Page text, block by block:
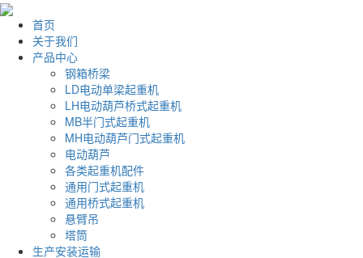
首页
关于我们
产品中心
钢箱桥梁
LD电动单梁起重机
LH电动葫芦桥式起重机
MB半门式起重机
MH电动葫芦门式起重机
电动葫芦
各类起重机配件
通用门式起重机
通用桥式起重机
悬臂吊
塔筒
生产安装运输